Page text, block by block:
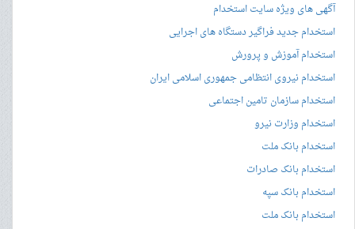
آگهی های ویژه سایت استخدام
استخدام جدید فراگیر دستگاه های اجرایی
استخدام آموزش و پرورش
استخدام نیروی انتظامی جمهوری اسلامی ایران
استخدام سازمان تامین اجتماعی
استخدام وزارت نیرو
استخدام بانک ملت
استخدام بانک صادرات
استخدام بانک سپه
استخدام بانک ملت